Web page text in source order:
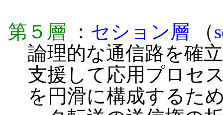
第５層 ： セション層 （
論理的な通信路を確
支援して応用プロセ
を円滑に構成するた